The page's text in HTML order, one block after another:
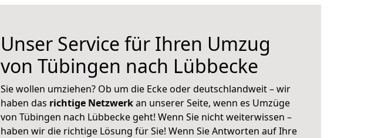
Unser Service für Ihren Umzug
von Tübingen nach Lübbecke
Sie wollen umziehen? Ob um die Ecke oder deutschlandweit – wir
haben das richtige Netzwerkan unserer Seite, wenn es Umzüge
von Tübingen nach Lübbecke geht! Wenn Sie nicht weiterwissen –
haben wir die richtige Lösung für Sie! Wenn Sie Antworten auf Ihre